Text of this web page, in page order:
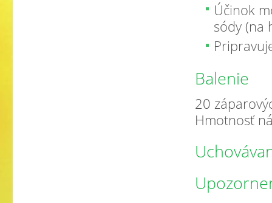
Účinok
sódy (na
Balenie
20
Hmotnosť